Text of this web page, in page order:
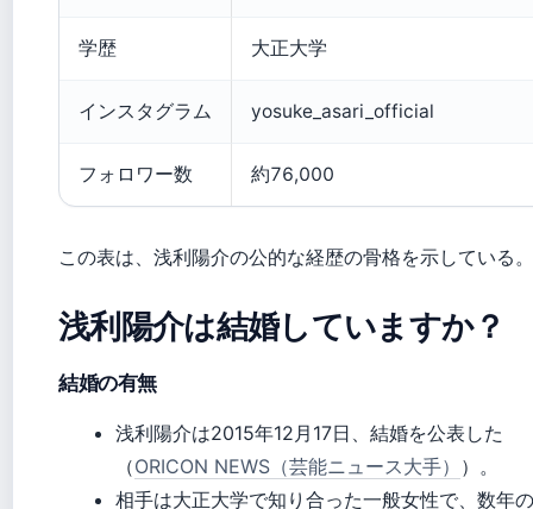
学歴 大正大学
インスタグラム yosuke_asari_official
フォロワー数 約76,000
この表は、浅利陽介の公的な経歴の骨格を示している。
浅利陽介は結婚していますか？
結婚の有無
浅利陽介は2015年12月17日、結婚を公表した
（ORICON NEWS（芸能ニュース大手） ）。
相手は大正大学で知り合った一般女性で、数年